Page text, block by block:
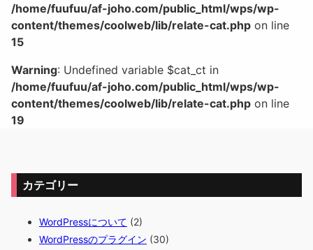
/home/fuufuu/af-joho.com/public_html/wps/wp-
content/themes/coolweb/lib/relate-cat.php on line
15
Warning: Undefined variable $cat_ct in
/home/fuufuu/af-joho.com/public_html/wps/wp-
content/themes/coolweb/lib/relate-cat.php on line
19
カテゴリー
WordPressについて (2)
WordPressのプラグイン (30)